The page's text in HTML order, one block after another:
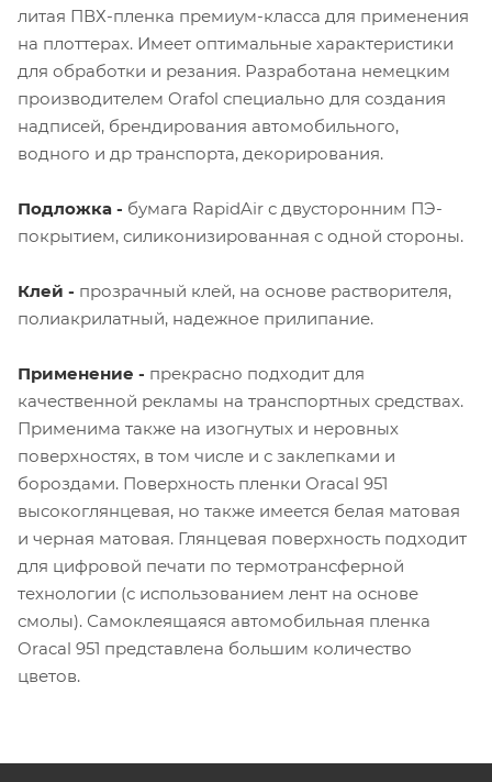
литая ПВХ-пленка премиум-класса для применения
на плоттерах. Имеет оптимальные характеристики
для обработки и резания. Разработана немецким
производителем Orafol специально для создания
надписей, брендирования автомобильного,
водного и др транспорта, декорирования.
Подложка - бумага RapidAir с двусторонним ПЭ-
покрытием, силиконизированная с одной стороны.
Клей - прозрачный клей, на основе растворителя,
полиакрилатный, надежное прилипание.
Применение - прекрасно подходит для
качественной рекламы на транспортных средствах.
Применима также на изогнутых и неровных
поверхностях, в том числе и с заклепками и
бороздами. Поверхность пленки Oracal 951
высокоглянцевая, но также имеется белая матовая
и черная матовая. Глянцевая поверхность подходит
для цифровой печати по термотрансферной
технологии (с использованием лент на основе
смолы). Самоклеящаяся автомобильная пленка
Oracal 951 представлена большим количество
цветов.